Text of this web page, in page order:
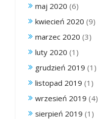
maj 2020 (6)
kwiecień 2020 (9)
marzec 2020 (3)
luty 2020 (1)
grudzień 2019 (1)
listopad 2019 (1)
wrzesień 2019 (4)
sierpień 2019 (1)